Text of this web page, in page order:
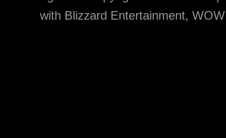
with Blizzard Entertainment,